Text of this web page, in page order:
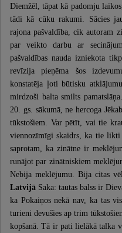
Diemžēl, tāpat kā padomju
tādi kā cūku rakumi. Sācies
rajona pašvaldība, cik autoram
par veikto darbu ar
pašvaldības nauda izniekota
revīzija pieņēma šos
konstatēja ļoti būtisku
mirdzoši balta smilts
20. gs. sākumā, ne hercoga
tūkstošiem. Var pētīt, vai tie
viennozīmīgi skaidrs, ka tie likti
saprotam, ka zinātne ir
runājot par zinātniskiem
Nebija meklējumu. Bija citas
Latvijā Saka: tautas balss ir
ka Pokaiņos nekā nav, ka tas
turieni devušies ap trim
kopšanā. Tā ir pati lielākā talka